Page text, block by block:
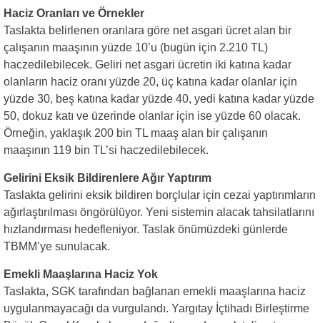
Haciz Oranları ve Örnekler
Taslakta belirlenen oranlara göre net asgari ücret alan bir
çalışanın maaşının yüzde 10’u (bugün için 2.210 TL)
haczedilebilecek. Geliri net asgari ücretin iki katına kadar
olanların haciz oranı yüzde 20, üç katına kadar olanlar için
yüzde 30, beş katına kadar yüzde 40, yedi katına kadar yüzde
50, dokuz katı ve üzerinde olanlar için ise yüzde 60 olacak.
Örneğin, yaklaşık 200 bin TL maaş alan bir çalışanın
maaşının 119 bin TL’si haczedilebilecek.
Gelirini Eksik Bildirenlere Ağır Yaptırım
Taslakta gelirini eksik bildiren borçlular için cezai yaptırımların
ağırlaştırılması öngörülüyor. Yeni sistemin alacak tahsilatlarını
hızlandırması hedefleniyor. Taslak önümüzdeki günlerde
TBMM’ye sunulacak.
Emekli Maaşlarına Haciz Yok
Taslakta, SGK tarafından bağlanan emekli maaşlarına haciz
uygulanmayacağı da vurgulandı. Yargıtay İçtihadı Birleştirme